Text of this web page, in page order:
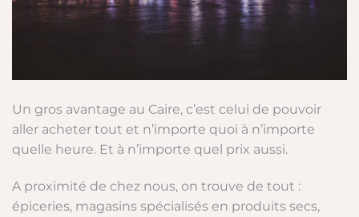
Un gros avantage au Caire, c’est celui de pouvoir
aller acheter tout et n’importe quoi à n’importe
quelle heure. Et à n’importe quel prix aussi.
A proximité de chez nous, on trouve de tout :
épiceries, magasins spécialisés en produits secs,